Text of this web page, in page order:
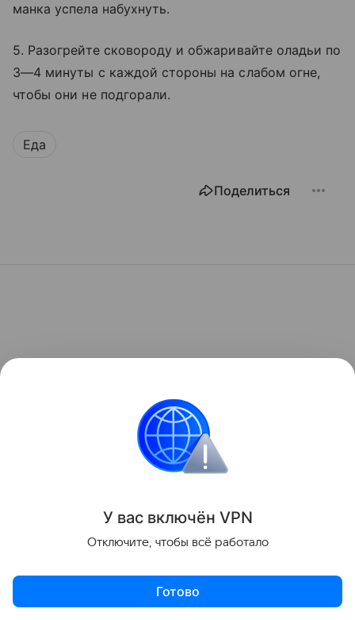
манка успела набухнуть.
5. Разогрейте сковороду и обжаривайте оладьи по
3—4 минуты с каждой стороны на слабом огне,
чтобы они не подгорали.
Еда
Поделиться
У вас включён VPN
Отключите, чтобы всё работало
Готово